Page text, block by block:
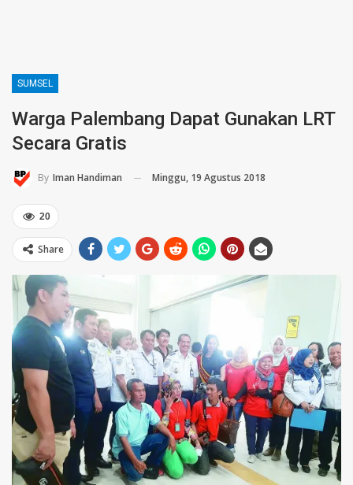
SUMSEL
Warga Palembang Dapat Gunakan LRT
Secara Gratis
By Iman Handiman Minggu, 19 Agustus 2018
20
Share